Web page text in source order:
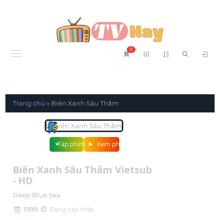
Menu
0
Trang chủ » Biển Xanh Sâu Thẳm
Xem phim
Tập phim
Biển Xanh Sâu Thẳm Vietsub
- HD
Deep Blue Sea
1999
Đang cập nhật